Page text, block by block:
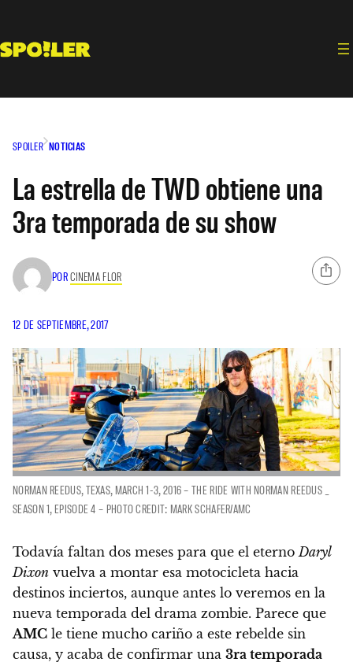
contenido
SPOILER NOTICIAS
La estrella de TWD obtiene una
3ra temporada de su show
PORCINEMA FLOR
12 DE SEPTIEMBRE, 2017
NORMAN REEDUS, TEXAS, MARCH 1-3, 2016 – THE RIDE WITH NORMAN REEDUS _
SEASON 1, EPISODE 4 – PHOTO CREDIT: MARK SCHAFER/AMC
Todavía faltan dos meses para que el eternoDaryl
Dixon vuelva a montar esa motocicleta hacia
destinos inciertos, aunque antes lo veremos en la
nueva temporada del drama zombie. Parece que
AMC le tiene mucho cariño a este rebelde sin
causa, y acaba de confirmar una 3ra temporada